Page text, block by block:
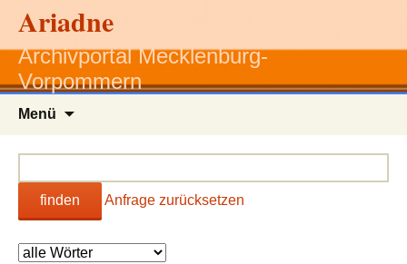
Ariadne
Archivportal Mecklenburg-
Vorpommern
Menü
finden Anfrage zurücksetzen